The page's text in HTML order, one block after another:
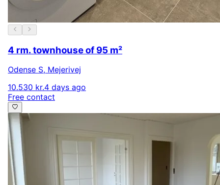
4 rm. townhouse of 95 m²
Odense S, Mejerivej
10.530 kr.4 days ago
Free contact